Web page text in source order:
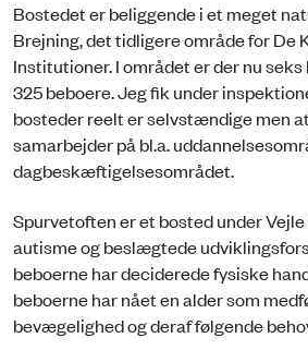
Bostedet er beliggende i et meget
Brejning, det tidligere område for De
Institutioner. I området er der nu
325 beboere. Jeg fik under
bosteder reelt er selvstændige men
samarbejder på bl.a.
dagbeskæftigelsesområdet.
Spurvetoften er et bosted under
autisme og beslægtede
beboerne har deciderede fysiske
beboerne har nået en alder som
bevægelighed og deraf følgende